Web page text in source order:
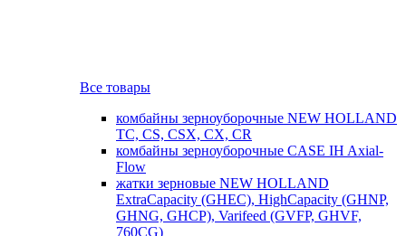
Все товары
комбайны зерноуборочные NEW HOLLAND
TC, CS, CSX, CX, CR
комбайны зерноуборочные CASE IH Axial-
Flow
жатки зерновые NEW HOLLAND
ExtraCapacity (GHEC), HighCapacity (GHNP,
GHNG, GHCP), Varifeed (GVFP, GHVF,
760CG)